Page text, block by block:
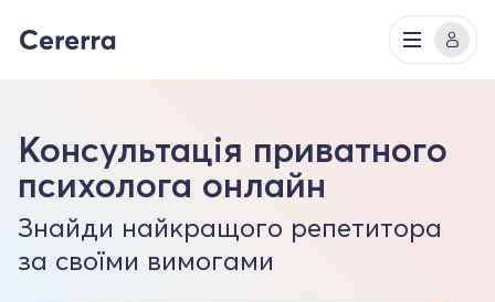
Консультація приватного
психолога онлайн
Знайди найкращого репетитора
за своїми вимогами